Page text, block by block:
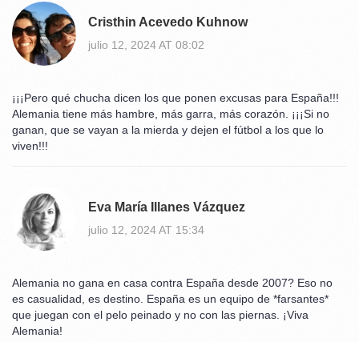
Cristhin Acevedo Kuhnow
julio 12, 2024 AT 08:02
¡¡¡Pero qué chucha dicen los que ponen excusas para España!!!
Alemania tiene más hambre, más garra, más corazón. ¡¡¡Si no
ganan, que se vayan a la mierda y dejen el fútbol a los que lo
viven!!!
Eva María Illanes Vázquez
julio 12, 2024 AT 15:34
Alemania no gana en casa contra España desde 2007? Eso no
es casualidad, es destino. España es un equipo de *farsantes*
que juegan con el pelo peinado y no con las piernas. ¡Viva
Alemania!